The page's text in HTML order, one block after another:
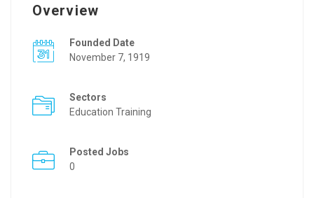
Overview
Founded Date
November 7, 1919
Sectors
Education Training
Posted Jobs
0